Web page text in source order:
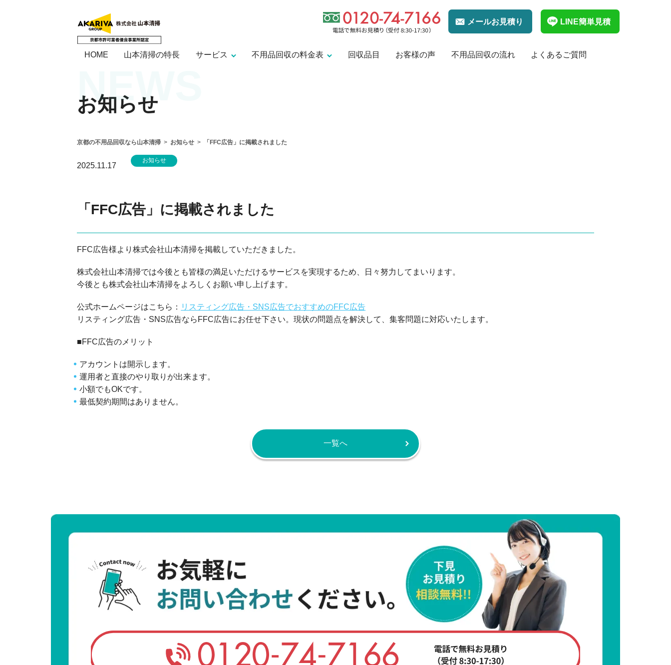
メールお見積り LINE簡単見積
HOME 山本清掃の特長 サービス
不用品回収
家電の回収・処分
不用品回収の料金表
不用品回収の料金表
回収品目 お客様の声 不用品回収の流れ よくあるご質問
NEWS
お知らせ
京都の不用品回収なら山本清掃 お知らせ 「FFC広告」に掲載されました
2025.11.17
お知らせ
「FFC広告」に掲載されました
FFC広告様より株式会社山本清掃を掲載していただきました。
株式会社山本清掃では今後とも皆様の満足いただけるサービスを実現するため、日々努力してまいります。
今後とも株式会社山本清掃をよろしくお願い申し上げます。
公式ホームページはこちら： リスティング広告・SNS広告でおすすめのFFC広告
リスティング広告・SNS広告ならFFC広告にお任せ下さい。現状の問題点を解決して、集客問題に対応いたします。
■FFC広告のメリット
アカウントは開示します。
運用者と直接のやり取りが出来ます。
小額でもOKです。
最低契約期間はありません。
一覧へ